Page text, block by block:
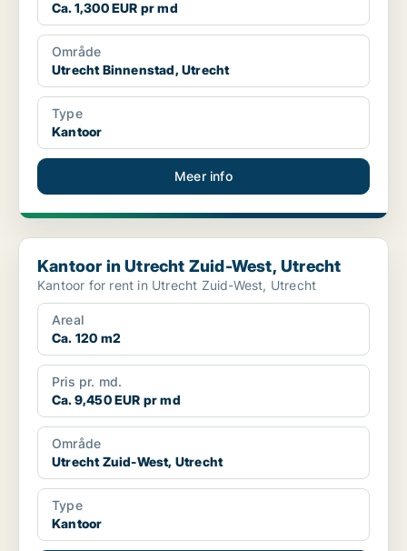
Ca. 1,300 EUR pr md
Område
Utrecht Binnenstad, Utrecht
Type
Kantoor
Meer info
Kantoor in Utrecht Zuid-West, Utrecht
Kantoor in Utrecht Zuid-West, Utrecht
Kantoor for rent in Utrecht Zuid-West, Utrecht
Areal
Ca. 120 m2
Pris pr. md.
Ca. 9,450 EUR pr md
Område
Utrecht Zuid-West, Utrecht
Type
Kantoor